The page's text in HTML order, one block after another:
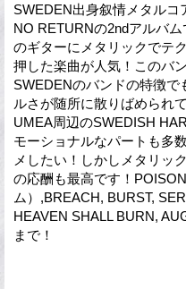
SWEDEN出身叙情メタルコ
NO RETURNの2ndアルバ
のギターにメタリックでテ
押した楽曲が人気！このバ
SWEDENのバンドの特徴
ルさが随所に散りばめられ
UMEA周辺のSWEDISH
モーショナルなパートも多
メしたい！しかしメタリッ
の応酬も最高です！
ム）,BREACH, BURST,
HEAVEN SHALL BURN,
まで！